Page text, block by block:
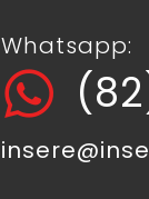
Whatsapp: